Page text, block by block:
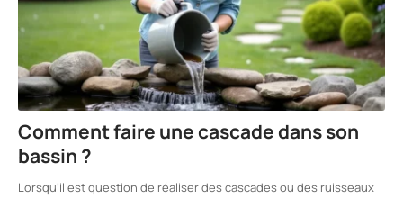
Comment faire une cascade dans son
bassin ?
Lorsqu’il est question de réaliser des cascades ou des ruisseaux